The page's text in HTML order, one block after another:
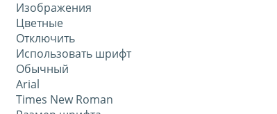
Изображения
Цветные
Отключить
Использовать шрифт
Обычный
Arial
Times New Roman